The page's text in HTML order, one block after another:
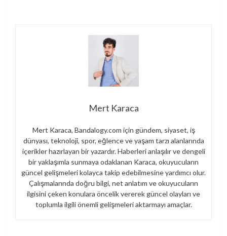
Mert Karaca
Mert Karaca, Bandalogy.com için gündem, siyaset, iş
dünyası, teknoloji, spor, eğlence ve yaşam tarzı alanlarında
içerikler hazırlayan bir yazardır. Haberleri anlaşılır ve dengeli
bir yaklaşımla sunmaya odaklanan Karaca, okuyucuların
güncel gelişmeleri kolayca takip edebilmesine yardımcı olur.
Çalışmalarında doğru bilgi, net anlatım ve okuyucuların
ilgisini çeken konulara öncelik vererek güncel olayları ve
toplumla ilgili önemli gelişmeleri aktarmayı amaçlar.